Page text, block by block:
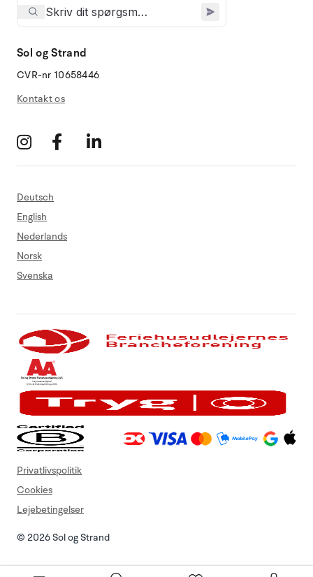
Sol og Strand
CVR-nr 10658446
Kontakt os
Deutsch
English
Nederlands
Norsk
Svenska
© 2026 Sol og Strand
Privatlivspolitik
Cookies
Lejebetingelser